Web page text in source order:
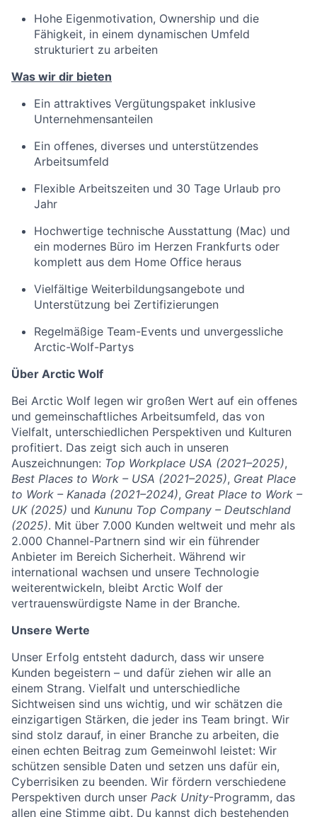
Hohe Eigenmotivation, Ownership und die
Fähigkeit, in einem dynamischen Umfeld
strukturiert zu arbeiten
Was wir dir bieten
Ein attraktives Vergütungspaket inklusive
Unternehmensanteilen
Ein offenes, diverses und unterstützendes
Arbeitsumfeld
Flexible Arbeitszeiten und 30 Tage Urlaub pro
Jahr
Hochwertige technische Ausstattung (Mac) und
ein modernes Büro im Herzen Frankfurts oder
komplett aus dem Home Office heraus
Vielfältige Weiterbildungsangebote und
Unterstützung bei Zertifizierungen
Regelmäßige Team-Events und unvergessliche
Arctic-Wolf-Partys
Über Arctic Wolf
Bei Arctic Wolf legen wir großen Wert auf ein offenes
und gemeinschaftliches Arbeitsumfeld, das von
Vielfalt, unterschiedlichen Perspektiven und Kulturen
profitiert. Das zeigt sich auch in unseren
Auszeichnungen: Top Workplace USA (2021–2025),
Best Places to Work – USA (2021–2025), Great Place
to Work – Kanada (2021–2024), Great Place to Work –
UK (2025) und Kununu Top Company – Deutschland
(2025). Mit über 7.000 Kunden weltweit und mehr als
2.000 Channel-Partnern sind wir ein führender
Anbieter im Bereich Sicherheit. Während wir
international wachsen und unsere Technologie
weiterentwickeln, bleibt Arctic Wolf der
vertrauenswürdigste Name in der Branche.
Unsere Werte
Unser Erfolg entsteht dadurch, dass wir unsere
Kunden begeistern – und dafür ziehen wir alle an
einem Strang. Vielfalt und unterschiedliche
Sichtweisen sind uns wichtig, und wir schätzen die
einzigartigen Stärken, die jeder ins Team bringt. Wir
sind stolz darauf, in einer Branche zu arbeiten, die
einen echten Beitrag zum Gemeinwohl leistet: Wir
schützen sensible Daten und setzen uns dafür ein,
Cyberrisiken zu beenden. Wir fördern verschiedene
Perspektiven durch unser Pack Unity-Programm, das
allen eine Stimme gibt. Du kannst dich bestehenden